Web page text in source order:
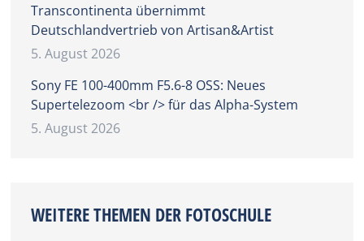
Transcontinenta übernimmt
Deutschlandvertrieb von Artisan&Artist
5. August 2026
Sony FE 100-400mm F5.6-8 OSS: Neues
Supertelezoom <br /> für das Alpha-System
5. August 2026
WEITERE THEMEN DER FOTOSCHULE